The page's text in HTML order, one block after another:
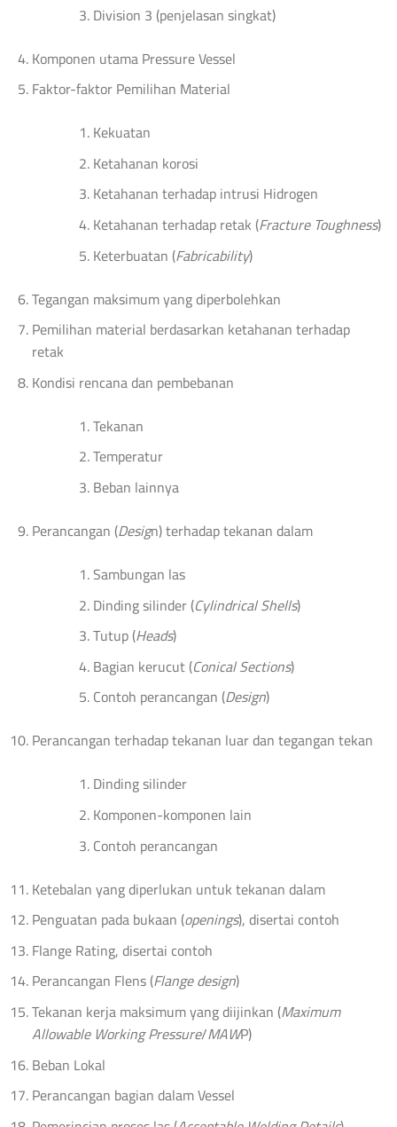
Division 3 (penjelasan singkat)
Komponen utama Pressure Vessel
Faktor-faktor Pemilihan Material
Kekuatan
Ketahanan korosi
Ketahanan terhadap intrusi Hidrogen
Ketahanan terhadap retak (Fracture Toughness)
Keterbuatan (Fabricability)
Tegangan maksimum yang diperbolehkan
Pemilihan material berdasarkan ketahanan terhadap
retak
Kondisi rencana dan pembebanan
Tekanan
Temperatur
Beban lainnya
Perancangan (Design) terhadap tekanan dalam
Sambungan las
Dinding silinder (Cylindrical Shells)
Tutup (Heads)
Bagian kerucut (Conical Sections)
Contoh perancangan (Design)
Perancangan terhadap tekanan luar dan tegangan tekan
Dinding silinder
Komponen-komponen lain
Contoh perancangan
Ketebalan yang diperlukan untuk tekanan dalam
Penguatan pada bukaan (openings), disertai contoh
Flange Rating, disertai contoh
Perancangan Flens (Flange design)
Tekanan kerja maksimum yang diijinkan (Maximum
Allowable Working Pressure/MAWP)
Beban Lokal
Perancangan bagian dalam Vessel